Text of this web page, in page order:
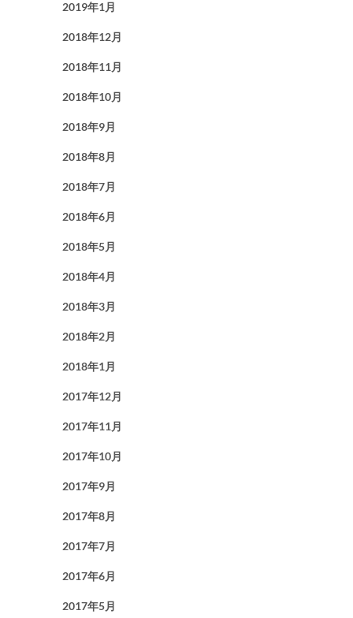
2019年1月
2018年12月
2018年11月
2018年10月
2018年9月
2018年8月
2018年7月
2018年6月
2018年5月
2018年4月
2018年3月
2018年2月
2018年1月
2017年12月
2017年11月
2017年10月
2017年9月
2017年8月
2017年7月
2017年6月
2017年5月